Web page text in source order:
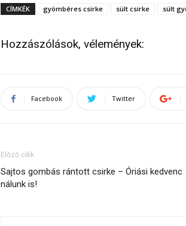
CÍMKÉK gyömbéres csirke sült csirke sült
Hozzászólások, vélemények:
Facebook Twitter
Előző cikk
Sajtos gombás rántott csirke – Óriási kedvenc
nálunk is!